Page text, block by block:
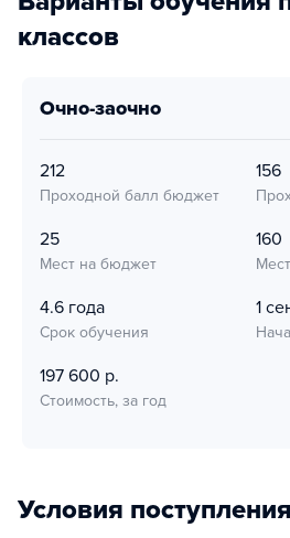
классов
очно-заочно
212
Проходной балл бюджет
156
25
Мест на бюджет
160
4.6 года
Срок обучения
1
197 600 р.
Стоимость, за год
Условия поступления